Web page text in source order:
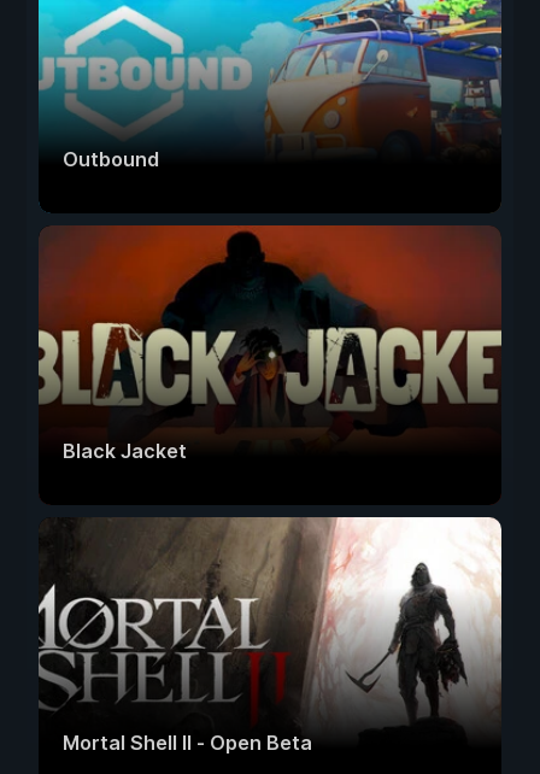
Outbound
Black Jacket
Mortal Shell II - Open Beta